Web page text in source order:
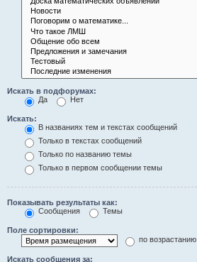
Искать в подфорумах:
Да
Нет
Искать:
В названиях тем и текстах сообщений
Только в текстах сообщений
Только по названию темы
Только в первом сообщении темы
Показывать результаты как:
Сообщения
Темы
Поле сортировки:
по возрастанию
Искать сообщения за: